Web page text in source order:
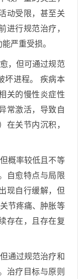
动受限，甚至关
进行规范治疗，
严重受损。
，但可通过规范
坏进程。 疾病本
关的慢性炎症性
常激活，导致自
在关节内沉积，
概率较低且不等
自愈特点与局限
现自行缓解，但
节疼痛、肿胀等
存在，且存在复
通过规范治疗和
治疗目标与原则